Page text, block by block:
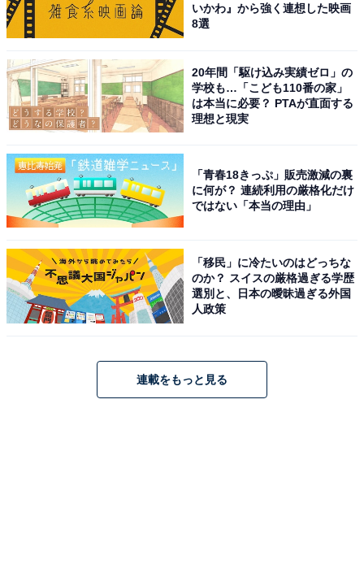
【今日チェックしたい】JBLの人気商品5選
いかわ』から強く連想した映画
8選
20年間「駆け込み実績ゼロ」の
学校も…「こども110番の家」
は本当に必要？ PTAが直面する
理想と現実
「青春18きっぷ」販売激減の裏
に何が？ 連続利用の厳格化だけ
ではない「本当の理由」
「移民」に冷たいのはどっちな
のか？ スイスの厳格過ぎる学歴
選別と、日本の曖昧過ぎる外国
人政策
連載をもっと見る